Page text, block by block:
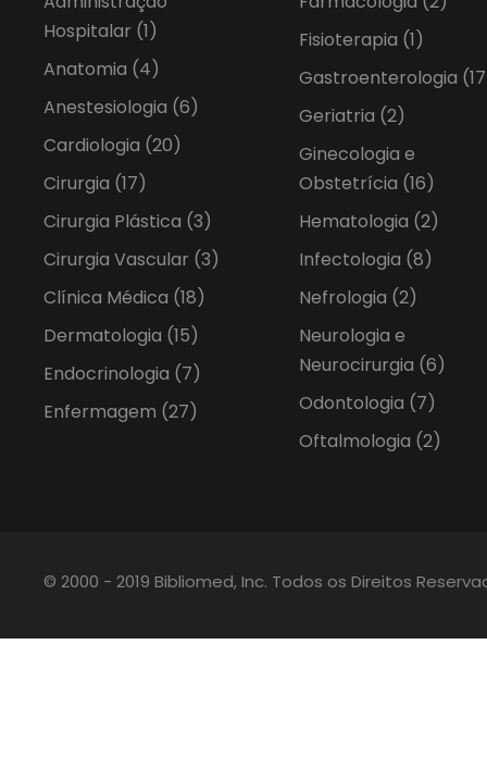
Hospitalar (1)
Anatomia (4)
Anestesiologia (6)
Cardiologia (20)
Cirurgia (17)
Cirurgia Plástica (3)
Cirurgia Vascular (3)
Clínica Médica (18)
Dermatologia (15)
Endocrinologia (7)
Enfermagem (27)
Fisioterapia (1)
Gastroenterologia
Geriatria (2)
Ginecologia e
Obstetrícia (16)
Hematologia (2)
Infectologia (8)
Nefrologia (2)
Neurologia e
Neurocirurgia (6)
Odontologia (7)
Oftalmologia (2)
© 2000 - 2019 Bibliomed, Inc. Todos os Direitos